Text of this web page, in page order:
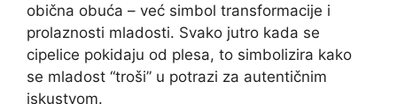
obična obuća – već simbol transformacije i
prolaznosti mladosti. Svako jutro kada se
cipelice pokidaju od plesa, to simbolizira kako
se mladost “troši” u potrazi za autentičnim
iskustvom.